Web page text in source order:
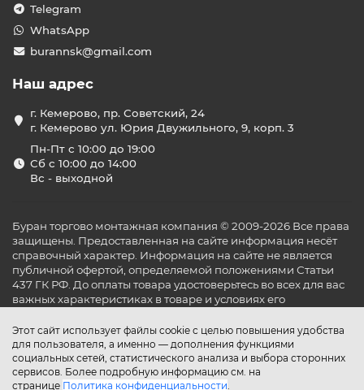
Этот сайт использует файлы cookie с целью повышения удобства
для пользователя, а именно — дополнения функциями
социальных сетей, статистического анализа и выбора сторонних
сервисов. Более подробную информацию см. на
странице Политика конфиденциальности.
Telegram
WhatsApp
burannsk@gmail.com
Наш адрес
г. Кемерово, пр. Советский, 24
г. Кемерово ул. Юрия Двужильного, 9, корп. 3
Пн-Пт с 10:00 до 19:00
Сб с 10:00 до 14:00
Вс - выходной
Буран торгово монтажная компания © 2009-2026 Все права
защищены. Предоставленная на сайте информация несёт
справочный характер. Информация на сайте не является
публичной офертой, определяемой положениями Статьи
437 ГК РФ. До оплаты товара удостоверьтесь во всех для вас
важных характеристиках в товаре и условиях его